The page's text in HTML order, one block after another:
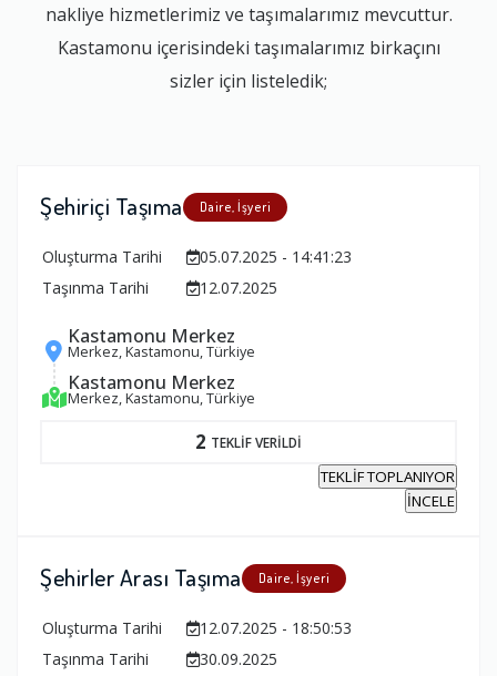
nakliye hizmetlerimiz ve taşımalarımız mevcuttur.
Kastamonu içerisindeki taşımalarımız birkaçını
sizler için listeledik;
Şehiriçi Taşıma Daire, İşyeri
Oluşturma Tarihi
05.07.2025 - 14:41:23
Taşınma Tarihi
12.07.2025
Kastamonu Merkez
Merkez, Kastamonu, Türkiye
Kastamonu Merkez
Merkez, Kastamonu, Türkiye
2 TEKLİF VERİLDİ
TEKLİF TOPLANIYOR
İNCELE
Şehirler Arası Taşıma Daire, İşyeri
Oluşturma Tarihi
12.07.2025 - 18:50:53
Taşınma Tarihi
30.09.2025